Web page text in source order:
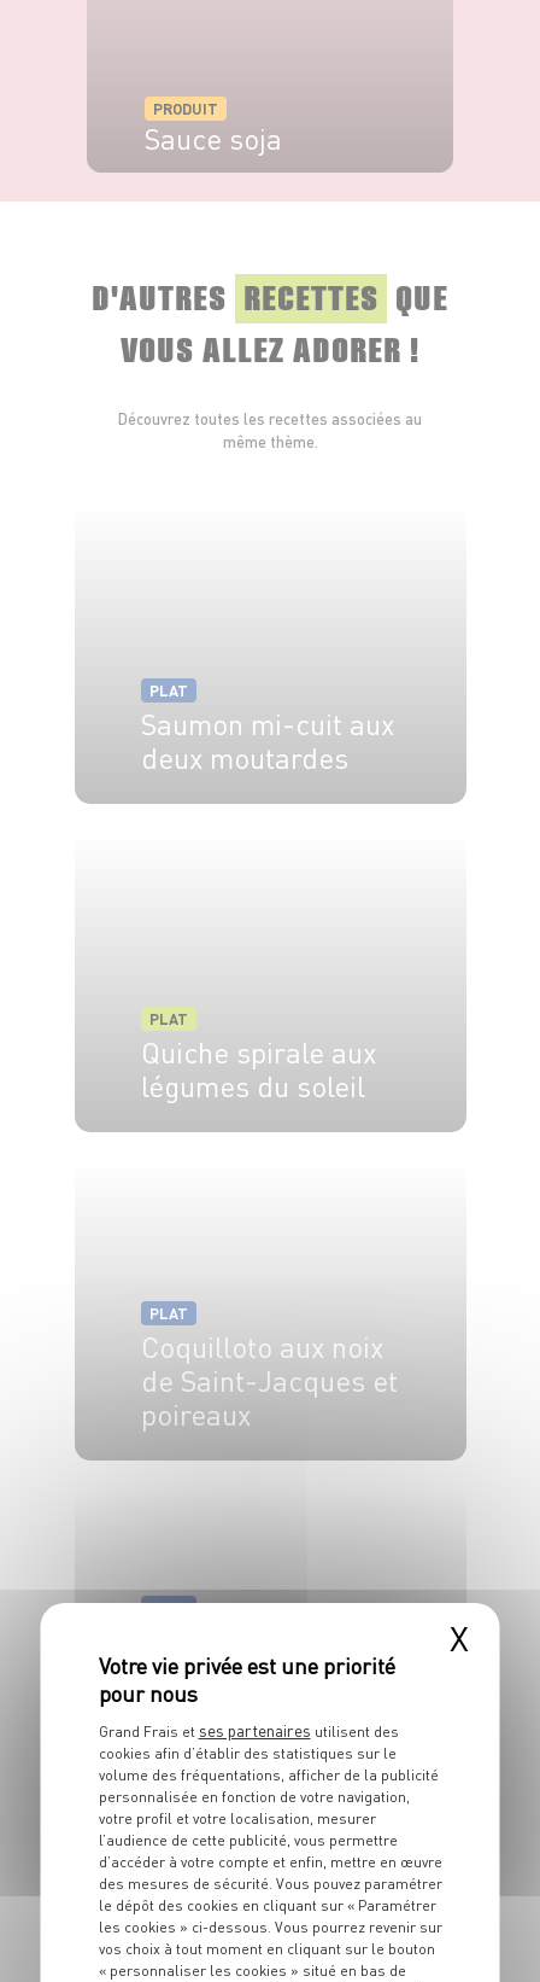
PRODUIT
Sauce soja
D'AUTRES RECETTES QUE
VOUS ALLEZ ADORER !
Découvrez toutes les recettes associées au
même thème.
PLAT
Saumon mi-cuit aux
deux moutardes
PLAT
Quiche spirale aux
légumes du soleil
PLAT
Coquilloto aux noix
de Saint-Jacques et
poireaux
PLAT
jacques, purée de
pommes de terre,
sarrasin torréfié
4 pers. 40 min 30 min
X
Grand Frais et ses partenaires utilisent des
cookies afin d’établir des statistiques sur le
volume des fréquentations, afficher de la publicité
personnalisée en fonction de votre navigation,
votre profil et votre localisation, mesurer
l’audience de cette publicité, vous permettre
d’accéder à votre compte et enfin, mettre en œuvre
des mesures de sécurité. Vous pouvez paramétrer
le dépôt des cookies en cliquant sur « Paramétrer
les cookies » ci-dessous. Vous pourrez revenir sur
vos choix à tout moment en cliquant sur le bouton
« personnaliser les cookies » situé en bas de